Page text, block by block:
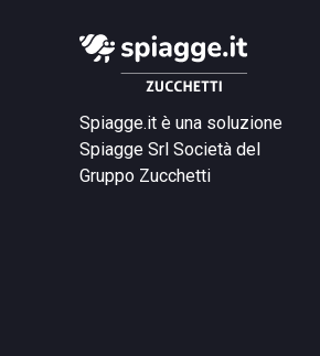
Spiagge.it è una soluzione
Spiagge Srl Società del
Gruppo Zucchetti